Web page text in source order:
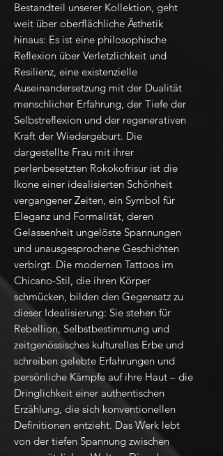
Bestandteil unserer Kollektion, geht
weit über oberflächliche Ästhetik
hinaus: Es ist eine philosophische
Reflexion über Verletzlichkeit und
Resilienz, eine existenzielle
Auseinandersetzung mit der Dualität
menschlicher Erfahrung, der Tiefe der
Selbstreflexion und der regenerativen
Kraft der Wiedergeburt. Die
dargestellte Frau mit ihrer
perlenbesetzten Rokokofrisur ist die
Ikone einer idealisierten Schönheit
vergangener Zeiten, ein Symbol für
Eleganz und Formalität, deren
Gelassenheit ungelöste Spannungen
und unausgesprochene Geschichten
verbirgt. Die modernen Tattoos im
Chicano-Stil, die ihren Körper
schmücken, bilden den Gegensatz zu
dieser Idealisierung: Sie stehen für
Rebellion, Selbstbestimmung und
zeitgenössisches kulturelles Erbe und
schreiben gelebte Erfahrungen und
persönliche Kämpfe auf ihre Haut – die
Dringlichkeit einer authentischen
Erzählung, die sich konventionellen
Definitionen entzieht. Das Werk lebt
von der tiefen Spannung zwischen